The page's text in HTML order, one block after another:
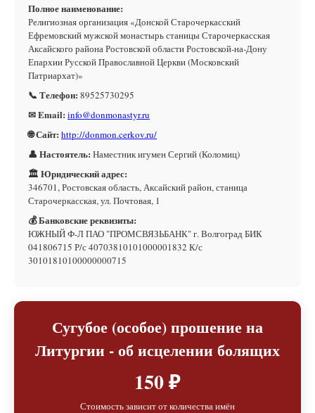
Полное наименование:
Религиозная организация «Донской Старочеркасский
Ефремовский мужской монастырь станицы Старочеркасская
Аксайского района Ростовской области Ростовской-на-Дону
Епархии Русской Православной Церкви (Московский
Патриархат)»
📞 Телефон: 89525730295
✉ Email: info@donmonastyr.ru
🌐 Сайт: http://donmon.cerkov.ru/
👤 Настоятель: Наместник игумен Сергий (Коломиц)
🏛 Юридический адрес:
346701, Ростовская область, Аксайский район, станица
Старочеркасская, ул. Почтовая, 1
💰 Банковские реквизиты:
ЮЖНЫЙ Ф-Л ПАО "ПРОМСВЯЗЬБАНК" г. Волгоград БИК
041806715 Р/с 40703810101000001832 К/с
30101810100000000715
Сугубое (особое) прошение на
Литургии - об исцелении болящих
150 ₽
Стоимость зависит от количества имён